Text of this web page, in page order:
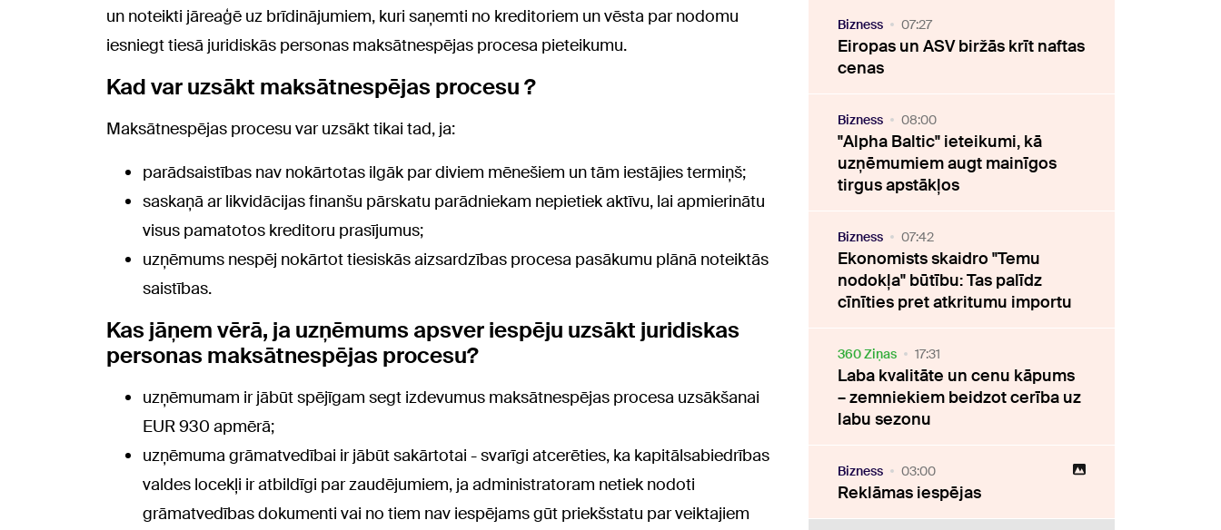
un noteikti jāreaģē uz brīdinājumiem, kuri saņemti no kreditoriem un vēsta par nodomu
iesniegt tiesā juridiskās personas maksātnespējas procesa pieteikumu.
Kad var uzsākt maksātnespējas procesu ?
Maksātnespējas procesu var uzsākt tikai tad, ja:
parādsaistības nav nokārtotas ilgāk par diviem mēnešiem un tām iestājies termiņš;
saskaņā ar likvidācijas finanšu pārskatu parādniekam nepietiek aktīvu, lai apmierinātu
visus pamatotos kreditoru prasījumus;
uzņēmums nespēj nokārtot tiesiskās aizsardzības procesa pasākumu plānā noteiktās
saistības.
Kas jāņem vērā, ja uzņēmums apsver iespēju uzsākt juridiskas
personas maksātnespējas procesu?
uzņēmumam ir jābūt spējīgam segt izdevumus maksātnespējas procesa uzsākšanai
EUR 930 apmērā;
uzņēmuma grāmatvedībai ir jābūt sakārtotai - svarīgi atcerēties, ka kapitālsabiedrības
valdes locekļi ir atbildīgi par zaudējumiem, ja administratoram netiek nodoti
grāmatvedības dokumenti vai no tiem nav iespējams gūt priekšstatu par veiktajiem
Bizness 07:27
Eiropas un ASV biržās krīt naftas
cenas
Bizness 08:00
"Alpha Baltic" ieteikumi, kā
uzņēmumiem augt mainīgos
tirgus apstākļos
Bizness 07:42
Ekonomists skaidro "Temu
nodokļa" būtību: Tas palīdz
cīnīties pret atkritumu importu
360 Ziņas 17:31
Laba kvalitāte un cenu kāpums
– zemniekiem beidzot cerība uz
labu sezonu
Bizness 03:00
Reklāmas iespējas